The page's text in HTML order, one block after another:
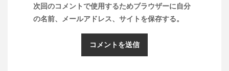
次回のコメントで使用するためブラウザーに自分
の名前、メールアドレス、サイトを保存する。